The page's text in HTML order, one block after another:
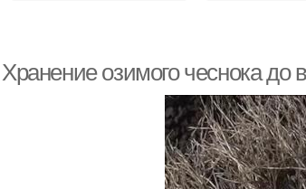
Советы для успешного
Условия для
Хранение озимого чеснока до